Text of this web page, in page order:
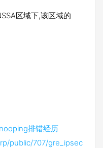
区域下,该区域的
排错经历
public/707/gre_ipsec